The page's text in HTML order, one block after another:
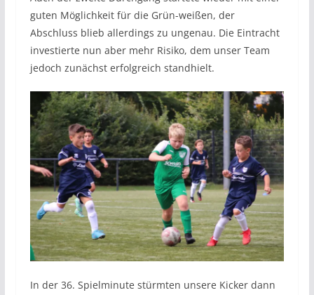
guten Möglichkeit für die Grün-weißen, der
Abschluss blieb allerdings zu ungenau. Die Eintracht
investierte nun aber mehr Risiko, dem unser Team
jedoch zunächst erfolgreich standhielt.
In der 36. Spielminute stürmten unsere Kicker dann